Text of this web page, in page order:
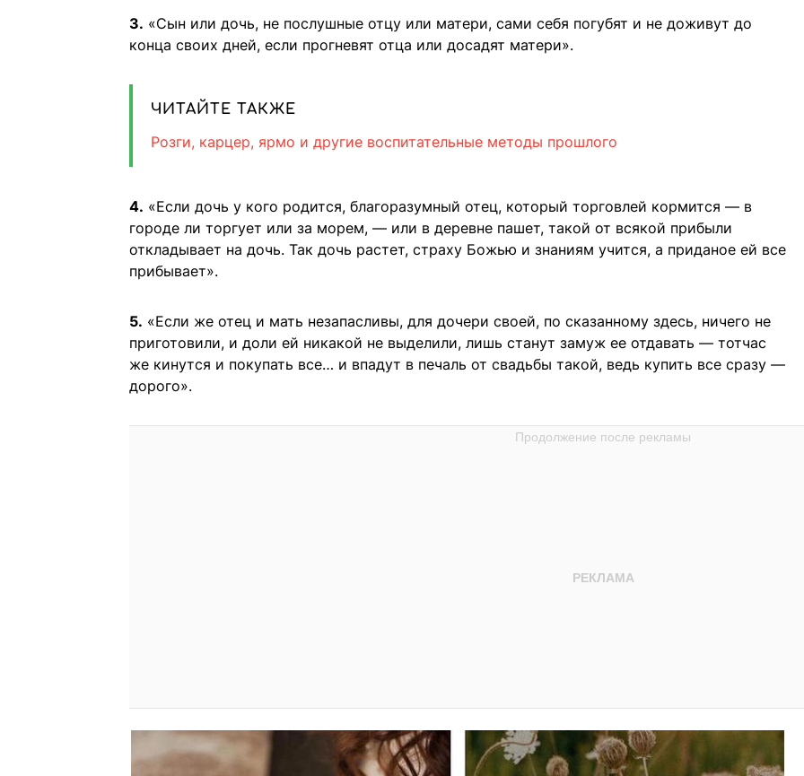
3. «Сын или дочь, не послушные отцу или матери, сами себя погубят и не доживут до
конца своих дней, если прогневят отца или досадят матери».
ЧИТАЙТЕ ТАКЖЕ
Розги, карцер, ярмо и другие воспитательные методы прошлого
4. «Если дочь у кого родится, благоразумный отец, который торговлей кормится — в
городе ли торгует или за морем, — или в деревне пашет, такой от всякой прибыли
откладывает на дочь. Так дочь растет, страху Божью и знаниям учится, а приданое ей все
прибывает».
5. «Если же отец и мать незапасливы, для дочери своей, по сказанному здесь, ничего не
приготовили, и доли ей никакой не выделили, лишь станут замуж ее отдавать — тотчас
же кинутся и покупать все… и впадут в печаль от свадьбы такой, ведь купить все сразу —
дорого».